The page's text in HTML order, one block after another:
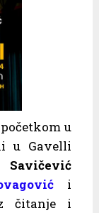
u
u Gavelli
i
čitanje i